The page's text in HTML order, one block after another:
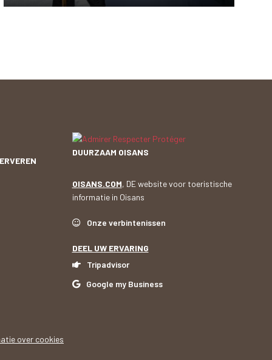
Lees
DUURZAAM OISANS
OISANS.COM, DE website voor toeristische
informatie in Oisans
Onze verbintenissen
DEEL UW ERVARING
Tripadvisor
Google my Business
over cookies